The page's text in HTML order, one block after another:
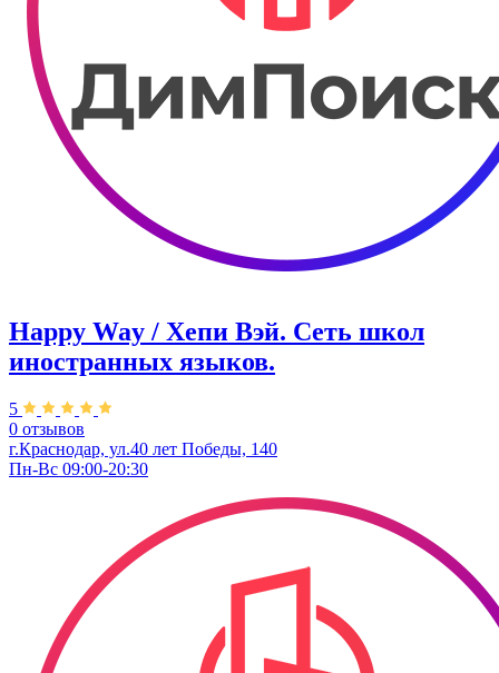
Happy Way / Хепи Вэй. Сеть школ
иностранных языков.
5
0 отзывов
г.Краснодар, ул.40 лет Победы, 140
Пн-Вс 09:00-20:30